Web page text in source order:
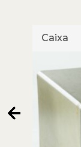
Caixa